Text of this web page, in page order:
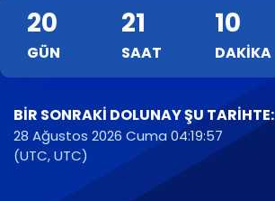
20
GÜN
21
SAAT
10
DAKIKA
BIR SONRAKI DOLUNAY ŞU TARIHTE:
28 Ağustos 2026 Cuma 04:19:57
(UTC, UTC)